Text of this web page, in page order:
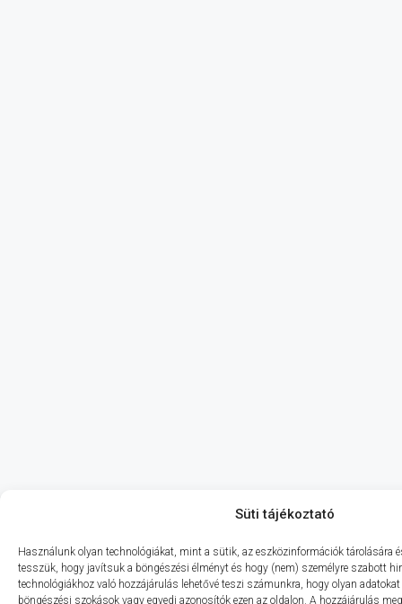
Süti tájékoztató
Használunk olyan technológiákat, mint a sütik, az eszközinformációk tárolására
tesszük, hogy javítsuk a böngészési élményt és hogy (nem) személyre szabott
technológiákhoz való hozzájárulás lehetővé teszi számunkra, hogy olyan
böngészési szokások vagy egyedi azonosítók ezen az oldalon. A hozzájárulás